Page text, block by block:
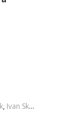
, Ivan Skaloš